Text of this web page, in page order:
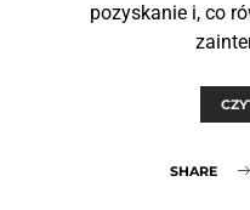
pozyskanie i, co
SHARE